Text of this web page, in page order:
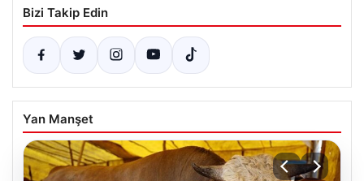
Bizi Takip Edin
Yan Manşet